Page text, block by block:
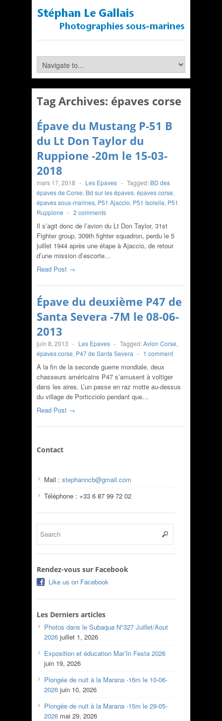
Tag Archives: épaves corse
Épave du Mustang P-51 B
du Lt Don Taylor du
Ruppione -20m le 15-03-
2018
mars 17, 2018 - Les Epaves - Tagged: BD des
épaves de Corse, Bd sur les épaves, épaves corse,
épaves sous-marines, P51 Ajaccio, P51 Isolella, P51
Ruppione - 2 comments
Il s’agit donc de l’avion du Lt Don Taylor, 31st
Fighter group, 309th fighter squadron, perdu le 5
juillet 1944 après une étape à Ajaccio, de retour
d’une mission d’escorte…
Read Post →
Épave du deuxième P47 de
Santa Severa -7M le 08-06-
2013
juin 8, 2013 - Les Epaves - Tagged:Avion Corse,
épaves corse, P47 de Santa Severa - 1 comment
A la fin de la seconde guerre mondiale, deux
chasseurs américains P47 s’amusent à voltiger
dans les aires. L’un passe en raz motte au-dessus
du village de Porticciolo pendant que…
Read Post →
Contact
Mail : stephanncb@gmail.com
Téléphone : +33 6 87 99 72 02
Rendez-vous sur Facebook
Like us on Facebook
Les Derniers articles
Photos dans le Subaqua N°327 Juillet/Aout
2026 juillet 1, 2026
Exposition et éducation Mar’In Festa 2026
juin 19, 2026
Plongée de nuit à la Marana -16m le 10-06-
2026 juin 10, 2026
Plongée de nuit à la Marana -15m le 29-05-
2026 mai 29, 2026